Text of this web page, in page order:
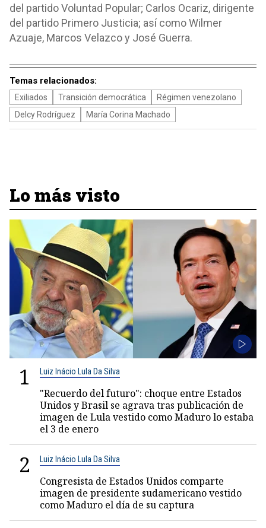
del partido Voluntad Popular; Carlos Ocariz, dirigente
del partido Primero Justicia; así como Wilmer
Azuaje, Marcos Velazco y José Guerra.
Temas relacionados:
Exiliados Transición democrática
Régimen venezolano
Delcy Rodríguez
María Corina Machado
Lo más visto
1 Luiz Inácio Lula Da Silva
"Recuerdo del futuro": choque entre Estados
Unidos y Brasil se agrava tras publicación de
imagen de Lula vestido como Maduro lo estaba
el 3 de enero
2 Luiz Inácio Lula Da Silva
Congresista de Estados Unidos comparte
imagen de presidente sudamericano vestido
como Maduro el día de su captura